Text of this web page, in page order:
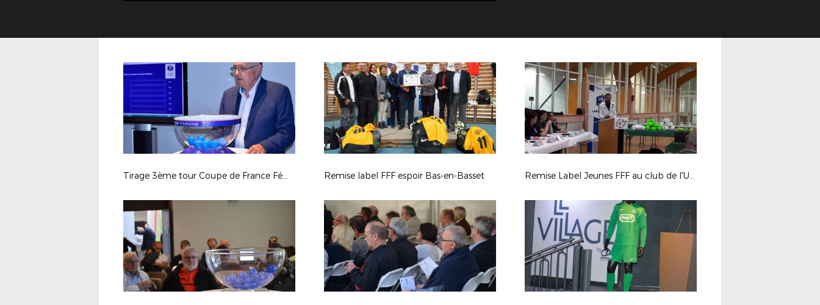
Tirage 3ème tour Coupe de France Féminine Remise label FFF espoir Bas-en-Basset Remise Label Jeunes FFF au club de l'US Feillens